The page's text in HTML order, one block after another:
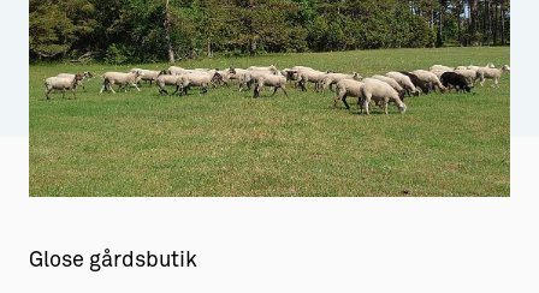
Aktiviteter
Sustainable Plejs
Möten & kongresser
Hansestaden världsarv
→ Gutamål och gotländska
Allt om bostad
→ Hyra bostad
→ Köpa bostad
Glose gårdsbutik